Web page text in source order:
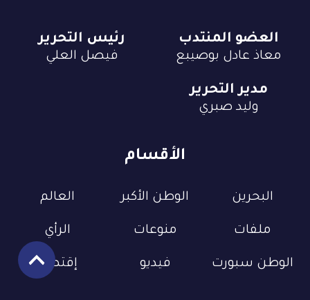
الأقسام
البحرين الوطن الأكبر العالم
ملفات منوعات الرأي
الوطن سبورت فيديو إقتصاد
العضو المنتدب
معاذ عادل بوصيبع
رئيس التحرير
فيصل العلي
مدير التحرير
وليد صبري